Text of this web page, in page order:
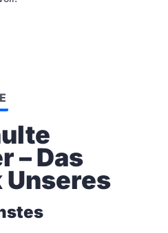
– Das